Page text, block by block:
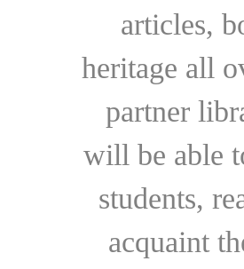
articles,
heritage all
partner
will be able
students,
acquaint